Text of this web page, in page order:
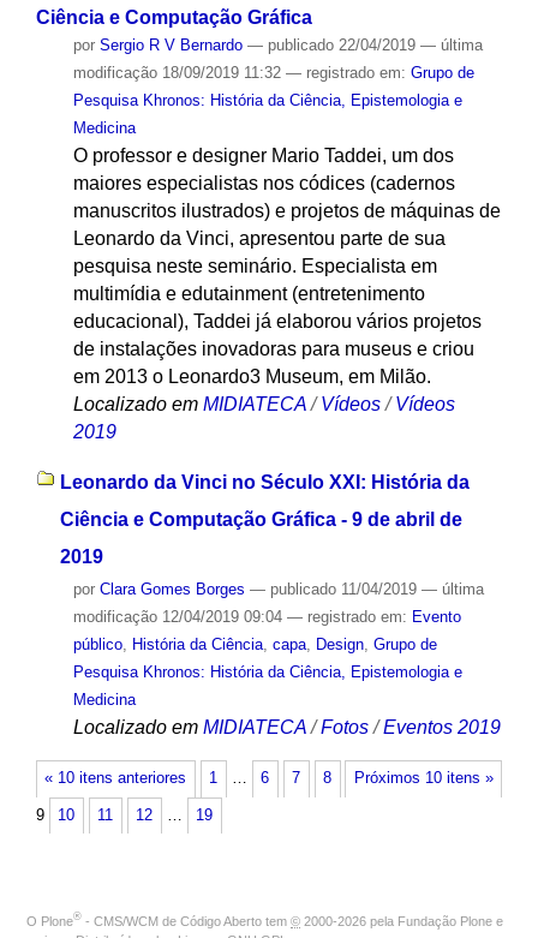
Ciência e Computação Gráfica
por Sergio R V Bernardo — publicado22/04/2019 — última
modificação18/09/2019 11:32 — registrado em: Grupo de
Pesquisa Khronos: História da Ciência, Epistemologia e
Medicina
O professor e designer Mario Taddei, um dos
maiores especialistas nos códices (cadernos
manuscritos ilustrados) e projetos de máquinas de
Leonardo da Vinci, apresentou parte de sua
pesquisa neste seminário. Especialista em
multimídia e edutainment (entretenimento
educacional), Taddei já elaborou vários projetos
de instalações inovadoras para museus e criou
em 2013 o Leonardo3 Museum, em Milão.
Localizado em MIDIATECA /Vídeos /Vídeos
2019
Leonardo da Vinci no Século XXI: História da
Ciência e Computação Gráfica - 9 de abril de
2019
por Clara Gomes Borges — publicado11/04/2019 — última
modificação12/04/2019 09:04 — registrado em: Evento
público, História da Ciência, capa, Design, Grupo de
Pesquisa Khronos: História da Ciência, Epistemologia e
Medicina
Localizado em MIDIATECA /Fotos /Eventos 2019
« 10 itens anteriores Próximos 10 itens »
1 … 6 7 8
9 10 11 12 … 19
O Plone® - CMS/WCM de Código Aberto tem © 2000-2026 pela Fundação Plone e